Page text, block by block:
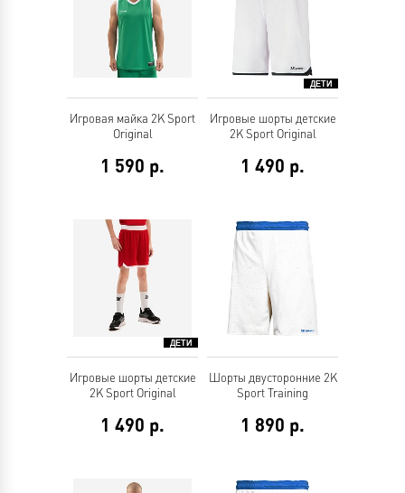
Игровая майка 2K Sport
Original
1 590 р.
Игровые шорты детские
2K Sport Original
1 490 р.
Игровые шорты детские
2K Sport Original
1 490 р.
Шорты двусторонние 2K
Sport Training
1 890 р.